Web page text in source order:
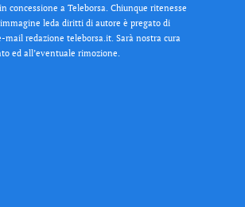
concessione a Teleborsa. Chiunque ritenesse
leda diritti di autore è pregato di
mail redazione teleborsa.it. Sarà nostra cura
ed all’eventuale rimozione.